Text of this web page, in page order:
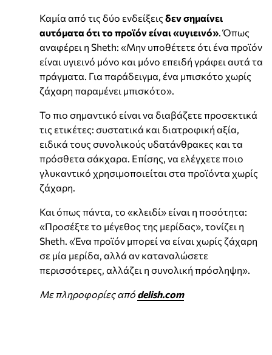
Καμία από τις δύο ενδείξεις δεν σημαίνει
αυτόματα ότι το προϊόν είναι «υγιεινό». Όπως
αναφέρει η Sheth: «Μην υποθέτετε ότι ένα προϊόν
είναι υγιεινό μόνο και μόνο επειδή γράφει αυτά τα
πράγματα. Για παράδειγμα, ένα μπισκότο χωρίς
ζάχαρη παραμένει μπισκότο».
Το πιο σημαντικό είναι να διαβάζετε προσεκτικά
τις ετικέτες: συστατικά και διατροφική αξία,
ειδικά τους συνολικούς υδατάνθρακες και τα
πρόσθετα σάκχαρα. Επίσης, να ελέγχετε ποιο
γλυκαντικό χρησιμοποιείται στα προϊόντα χωρίς
ζάχαρη.
Και όπως πάντα, το «κλειδί» είναι η ποσότητα:
«Προσέξτε το μέγεθος της μερίδας», τονίζει η
Sheth. «Ένα προϊόν μπορεί να είναι χωρίς ζάχαρη
σε μία μερίδα, αλλά αν καταναλώσετε
περισσότερες, αλλάζει η συνολική πρόσληψη».
Με πληροφορίες από delish.com